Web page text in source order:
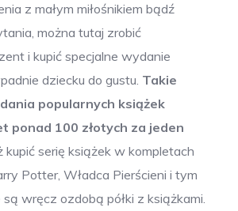
z małym miłośnikiem bądź
można tutaj zrobić
i kupić specjalne wydanie
dziecku do gustu. Takie
popularnych książek
ponad 100 złotych za jeden
kupić serię książek w kompletach
Potter, Władca Pierścieni i tym
wręcz ozdobą półki z książkami.